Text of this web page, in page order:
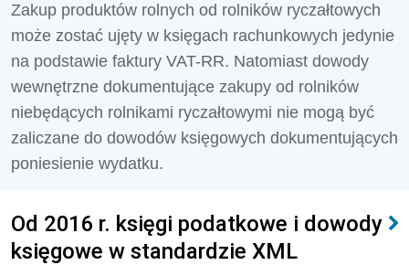
Zakup produktów rolnych od rolników ryczałtowych
może zostać ujęty w księgach rachunkowych jedynie
na podstawie faktury VAT-RR. Natomiast dowody
wewnętrzne dokumentujące zakupy od rolników
niebędących rolnikami ryczałtowymi nie mogą być
zaliczane do dowodów księgowych dokumentujących
poniesienie wydatku.
Od 2016 r. księgi podatkowe i dowody
księgowe w standardzie XML